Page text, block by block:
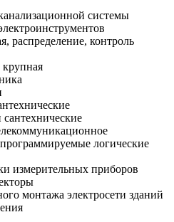
системы
распределение, контроль
крупная
логические
измерительных приборов
монтажа электросети зданий